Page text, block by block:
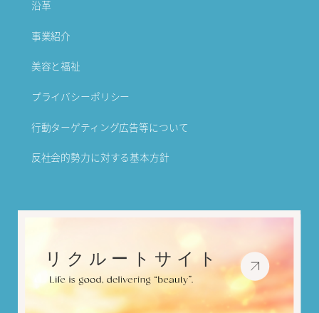
沿革
事業紹介
美容と福祉
プライバシーポリシー
行動ターゲティング広告等について
反社会的勢力に対する基本方針